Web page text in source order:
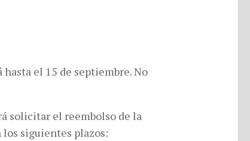
el 15 de septiembre. No
solicitar el reembolso de la
los siguientes plazos: